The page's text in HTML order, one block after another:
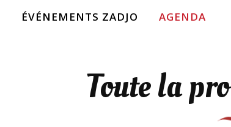
ÉVÉNEMENTS ZADJO AGENDA
Toute la